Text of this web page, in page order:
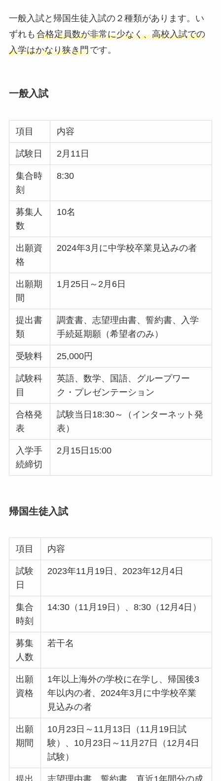
一般入試と帰国生徒入試の２種類があります。い
ずれも 合格定員数が非常に少なく、高校入試での
入学はかなり狭き門です。
一般入試
項目 内容
試験日 2月11日
集合時
刻
8:30
募集人
数
10名
出願資
格
2024年3月に中学校卒業見込みの者
出願期
間
1月25日～2月6日
提出書
類
調査書、志望理由書、誓約書、入学
手続延期願（希望者のみ）
受験料 25,000円
試験科
目
英語、数学、国語、グループワー
ク・プレゼンテーション
合格発
表
試験当日18:30～（インターネット発
表）
入学手
続締切
2月15日15:00
帰国生徒入試
項目 内容
試験
日
2023年11月19日、2023年12月4日
集合
時刻
14:30（11月19日）、8:30（12月4日）
募集
人数
若干名
出願
資格
1年以上海外の学校に在学し、帰国後3
年以内の者、2024年3月に中学校卒業
見込みの者
出願
期間
10月23日～11月13日（11月19日試
験）、10月23日～11月27日（12月4日
試験）